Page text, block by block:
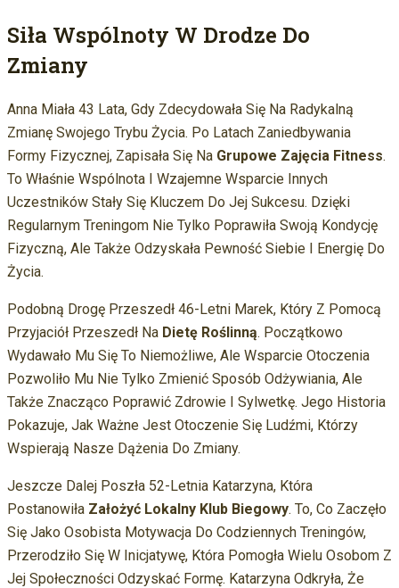
Siła Wspólnoty W Drodze Do
Zmiany
Anna Miała 43 Lata, Gdy Zdecydowała Się Na Radykalną
Zmianę Swojego Trybu Życia. Po Latach Zaniedbywania
Formy Fizycznej, Zapisała Się Na Grupowe Zajęcia Fitness.
To Właśnie Wspólnota I Wzajemne Wsparcie Innych
Uczestników Stały Się Kluczem Do Jej Sukcesu. Dzięki
Regularnym Treningom Nie Tylko Poprawiła Swoją Kondycję
Fizyczną, Ale Także Odzyskała Pewność Siebie I Energię Do
Życia.
Podobną Drogę Przeszedł 46-Letni Marek, Który Z Pomocą
Przyjaciół Przeszedł Na Dietę Roślinną. Początkowo
Wydawało Mu Się To Niemożliwe, Ale Wsparcie Otoczenia
Pozwoliło Mu Nie Tylko Zmienić Sposób Odżywiania, Ale
Także Znacząco Poprawić Zdrowie I Sylwetkę. Jego Historia
Pokazuje, Jak Ważne Jest Otoczenie Się Ludźmi, Którzy
Wspierają Nasze Dążenia Do Zmiany.
Jeszcze Dalej Poszła 52-Letnia Katarzyna, Która
Postanowiła Założyć Lokalny Klub Biegowy. To, Co Zaczęło
Się Jako Osobista Motywacja Do Codziennych Treningów,
Przerodziło Się W Inicjatywę, Która Pomogła Wielu Osobom Z
Jej Społeczności Odzyskać Formę. Katarzyna Odkryła, Że